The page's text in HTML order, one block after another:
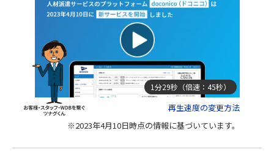
1分29秒（倍速：45秒）
再生速度の変更方法
※2023年4月10日時点の情報に基づいています。